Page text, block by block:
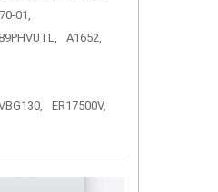
01,
A1652,
ER17500V,